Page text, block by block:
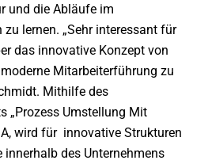
und die Abläufe im
zu lernen. „Sehr interessant für
das innovative Konzept von
Mitarbeiterführung zu
Mithilfe des
„Prozess Umstellung Mit
wird für innovative Strukturen
innerhalb des Unternehmens